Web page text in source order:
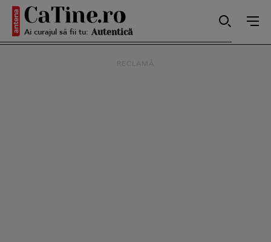
Ai curajul să fii tu: Sexy
RECLAMĂ